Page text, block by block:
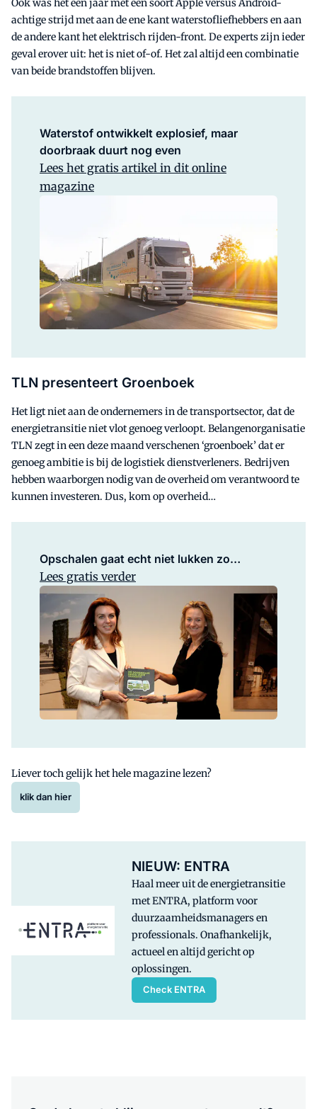
Ook was het een jaar met een soort Apple versus Android-
achtige strijd met aan de ene kant waterstofliefhebbers en aan
de andere kant het elektrisch rijden-front. De experts zijn ieder
geval erover uit: het is niet of-of. Het zal altijd een combinatie
van beide brandstoffen blijven.
Waterstof ontwikkelt explosief, maar
doorbraak duurt nog even
Lees het gratis artikel in dit online
magazine
TLN presenteert Groenboek
Het ligt niet aan de ondernemers in de transportsector, dat de
energietransitie niet vlot genoeg verloopt. Belangenorganisatie
TLN zegt in een deze maand verschenen ‘groenboek’ dat er
genoeg ambitie is bij de logistiek dienstverleners. Bedrijven
hebben waarborgen nodig van de overheid om verantwoord te
kunnen investeren. Dus, kom op overheid…
Opschalen gaat echt niet lukken zo…
Lees gratis verder
Liever toch gelijk het hele magazine lezen?
klik dan hier
NIEUW: ENTRA
Haal meer uit de energietransitie
met ENTRA, platform voor
duurzaamheidsmanagers en
professionals. Onafhankelijk,
actueel en altijd gericht op
oplossingen.
Check ENTRA